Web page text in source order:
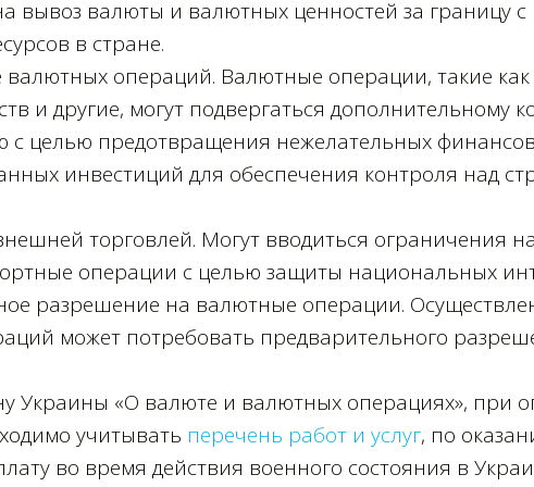
вывоз валюты и валютных ценностей за границу
в стране.
валютных операций. Валютные операции, такие
и другие, могут подвергаться дополнительному
с целью предотвращения нежелательных
инвестиций для обеспечения контроля над
торговлей. Могут вводиться ограничения
операции с целью защиты национальных
разрешение на валютные операции.
может потребовать предварительного
Украины «О валюте и валютных операциях», при
учитывать перечень работ и услуг, по
во время действия военного состояния в